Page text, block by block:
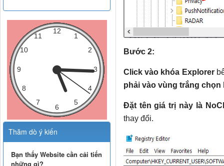
Bước 2:
Click vào khóa Explorer
phải vào vùng trắng chọn
Đặt tên giá trị này là
thay đổi.
Thăm dò ý kiến
Bạn thấy Website cần cải tiến
những gì?